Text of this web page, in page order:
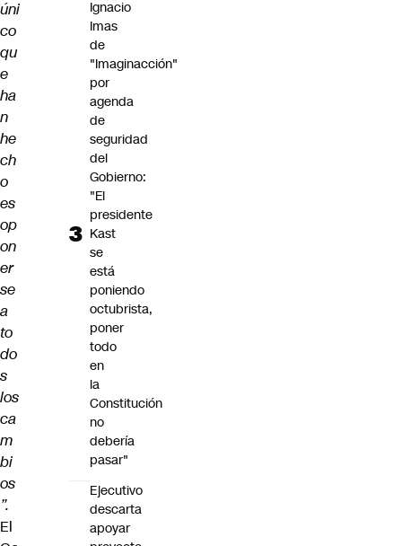
úni
co
qu
e
ha
n
he
ch
o
es
op
on
er
se
a
to
do
s
los
ca
m
bi
os
”.
El
Ignacio
Imas
de
"Imaginacción"
por
agenda
de
seguridad
del
Gobierno:
"El
presidente
Kast
se
está
poniendo
octubrista,
poner
todo
en
la
Constitución
no
debería
pasar"
Ejecutivo
descarta
apoyar